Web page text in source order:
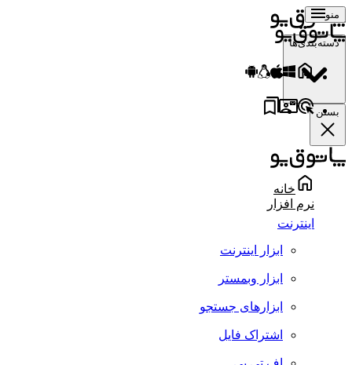
منو
دسته‌بندی‌ها
بستن
خانه
نرم افزار
اینترنت
ابزار اینترنت
ابزار وبمستر
ابزارهای جستجو
اشتراک فایل